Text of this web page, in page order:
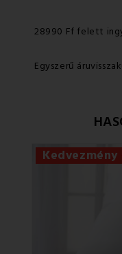
28990 Ff felett
Egyszerű
Kedvezmény